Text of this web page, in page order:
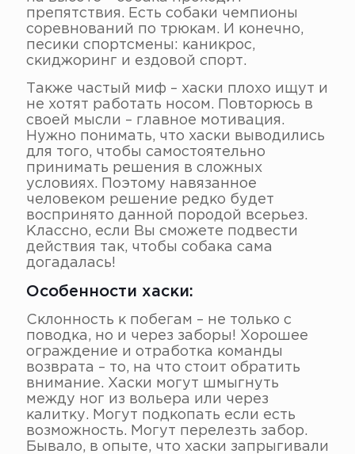
препятствия. Есть собаки чемпионы
соревнований по трюкам. И конечно,
песики спортсмены: каникрос,
скиджоринг и ездовой спорт.
Также частый миф – хаски плохо ищут и
не хотят работать носом. Повторюсь в
своей мысли – главное мотивация.
Нужно понимать, что хаски выводились
для того, чтобы самостоятельно
принимать решения в сложных
условиях. Поэтому навязанное
человеком решение редко будет
воспринято данной породой всерьез.
Классно, если Вы сможете подвести
действия так, чтобы собака сама
догадалась!
Особенности хаски:
Склонность к побегам – не только с
поводка, но и через заборы! Хорошее
ограждение и отработка команды
возврата – то, на что стоит обратить
внимание. Хаски могут шмыгнуть
между ног из вольера или через
калитку. Могут подкопать если есть
возможность. Могут перелезть забор.
Бывало, в опыте, что хаски запрыгивали